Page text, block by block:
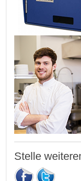
Stelle